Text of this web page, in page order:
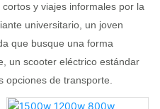
y viajes informales por la
universitario, un joven
que busque una forma
un scooter eléctrico estándar
opciones de transporte.